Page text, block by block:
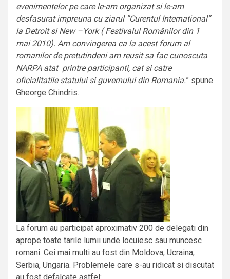
evenimentelor pe care le-am organizat si le-am
desfasurat impreuna cu ziarul ”Curentul International”
la Detroit si New –York ( Festivalul Românilor din 1
mai 2010). Am convingerea ca la acest forum al
romanilor de pretutindeni am reusit sa fac cunoscuta
NARPA atat printre participanti, cat si catre
oficialitatile statului si guvernului din Romania.” spune
Gheorge Chindris.
La forum au participat aproximativ 200 de delegati din
aprope toate tarile lumii unde locuiesc sau muncesc
romani. Cei mai multi au fost din Moldova, Ucraina,
Serbia, Ungaria. Problemele care s-au ridicat si discutat